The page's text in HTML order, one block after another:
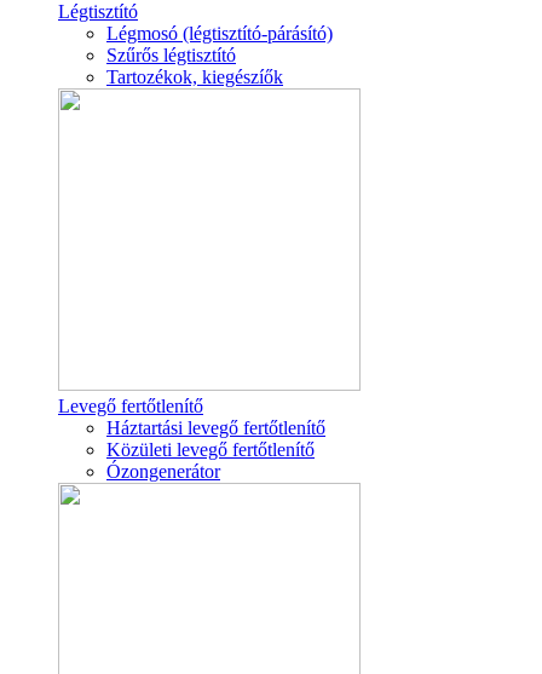
Légtisztító
Légmosó (légtisztító-párásító)
Szűrős légtisztító
Tartozékok, kiegészíők
Levegő fertőtlenítő
Háztartási levegő fertőtlenítő
Közületi levegő fertőtlenítő
Ózongenerátor